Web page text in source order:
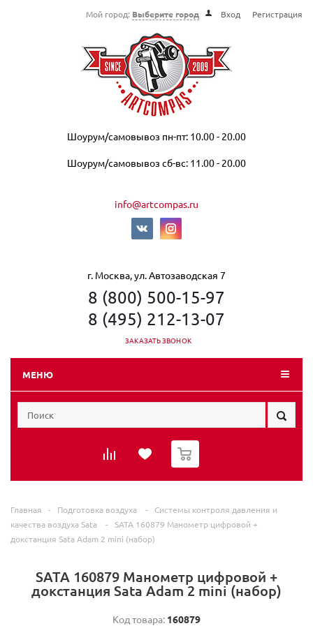
Мой город: Выберите город Вход Регистрация
Шоурум/самовывоз пн-пт: 10.00 - 20.00
Шоурум/самовывоз сб-вс: 11.00 - 20.00
info@artcompas.ru
г. Москва, ул. Автозаводская 7
8 (800) 500-15-97
8 (495) 212-13-07
ЗАКАЗАТЬ ЗВОНОК
МЕНЮ
0
Главная - Подготовка воздуха -
Системы контроля давления и
качества воздуха Sata
-
SATA 160879 Манометр цифровой +
докстанция Sata Adam 2 mini (набор)
SATA 160879 Манометр цифровой +
докстанция Sata Adam 2 mini (набор)
Код товара: 160879